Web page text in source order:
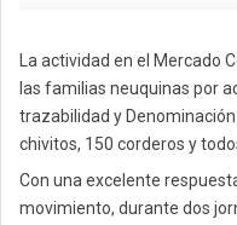
La actividad en el Mercado
las familias neuquinas por
trazabilidad y
chivitos, 150 corderos y
Con una excelente
movimiento, durante dos